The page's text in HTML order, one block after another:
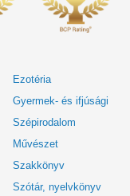
Ezotéria
Gyermek- és ifjúsági
Szépirodalom
Művészet
Szakkönyv
Szótár, nyelvkönyv